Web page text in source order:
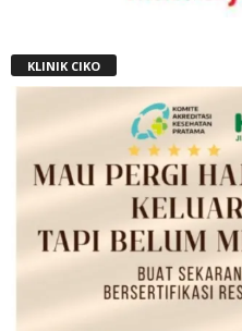
KLINIK CIKO